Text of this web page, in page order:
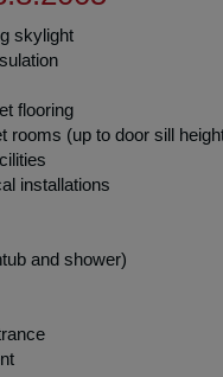
skylight
flooring
rooms (up to door sill height)
installations
and shower)